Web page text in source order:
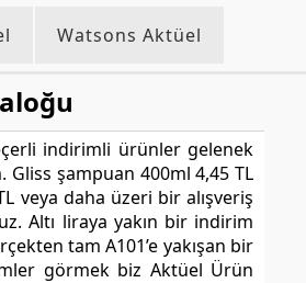
Watsons Aktüel
indirimli ürünler gelenek
şampuan 400ml 4,45 TL
veya daha üzeri bir alışveriş
Altı liraya yakın bir indirim
tam A101’e yakışan bir
görmek biz Aktüel Ürün